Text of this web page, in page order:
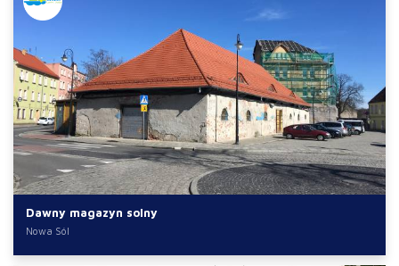
Dawny magazyn solny
Nowa Sól